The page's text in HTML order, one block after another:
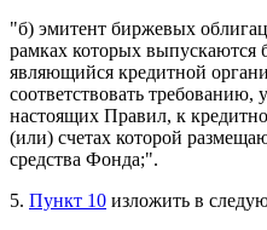
"б) эмитент биржевых
рамках которых выпускаются
являющийся кредитной
соответствовать
настоящих Правил, к
(или) счетах которой
средства Фонда;".
5. Пункт 10 изложить в